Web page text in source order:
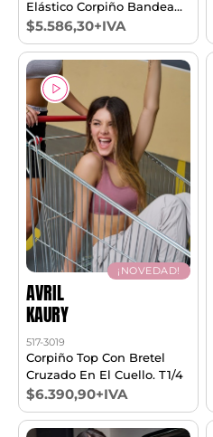
Elástico Corpiño Bandeau
Y Colaless T85/100
$5.586,30+IVA
¡NOVEDAD!
AVRIL
KAURY
517-3019
Corpiño Top Con Bretel
Cruzado En El Cuello. T1/4
$6.390,90+IVA